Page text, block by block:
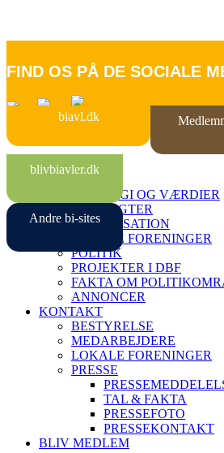
FIND OS PÅ DE SOCIALE
biavl.dk
blivbiavler.dk
Andre bi-sites
FORSIDE
STRATEGI OG VÆRDIER
VEDTÆGTER
ORGANISATION
LOKALE FORENINGER
POLITIK
PROJEKTER I DBF
FAKTA OM
ANNONCER
KONTAKT
BESTYRELSE
MEDARBEJDERE
LOKALE FORENINGER
PRESSE
TAL & FAKTA
PRESSEFOTO
PRESSEKONTAKT
BLIV MEDLEM